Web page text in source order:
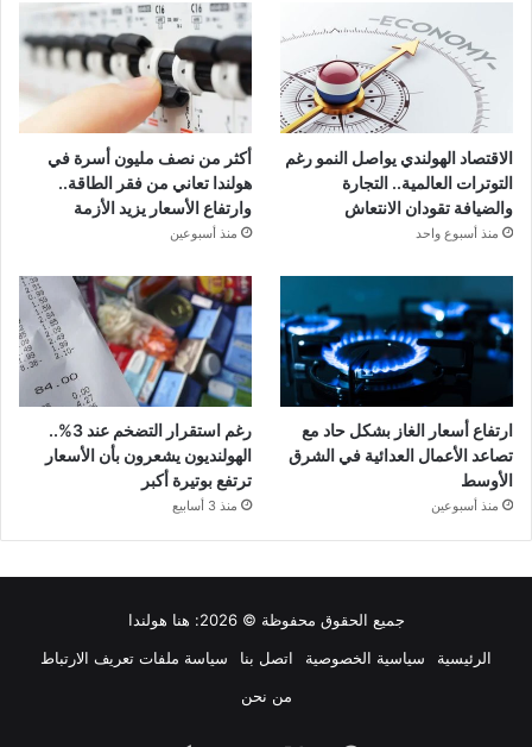
الاقتصاد الهولندي يواصل النمو رغم
التوترات العالمية.. التجارة
والضيافة تقودان الانتعاش
منذ أسبوع واحد
أكثر من نصف مليون أسرة في
هولندا تعاني من فقر الطاقة..
وارتفاع الأسعار يزيد الأزمة
منذ أسبوعين
ارتفاع أسعار الغاز بشكل حاد مع
تصاعد الأعمال العدائية في الشرق
الأوسط
منذ أسبوعين
رغم استقرار التضخم عند 3%..
الهولنديون يشعرون بأن الأسعار
ترتفع بوتيرة أكبر
منذ 3 أسابيع
جميع الحقوق محفوظة © 2026:
هنا هولندا
الرئيسية
سياسية الخصوصية اتصل بنا
سياسة ملفات تعريف الارتباط
من نحن